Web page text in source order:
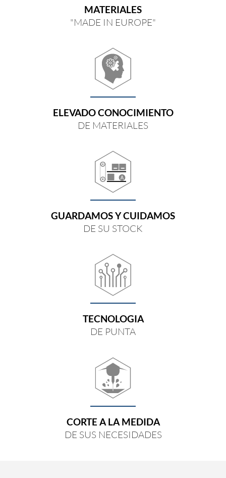
MATERIALES
"MADE IN EUROPE"
ELEVADO CONOCIMIENTO
DE MATERIALES
GUARDAMOS Y CUIDAMOS
DE SU STOCK
TECNOLOGIA
DE PUNTA
CORTE A LA MEDIDA
DE SUS NECESIDADES